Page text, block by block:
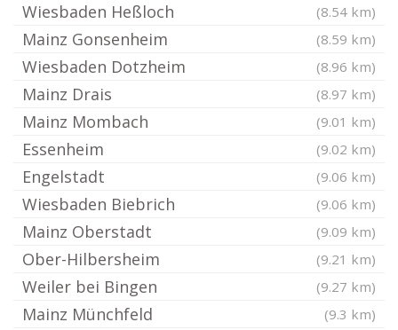
Wiesbaden Heßloch (8.54 km)
Mainz Gonsenheim (8.59 km)
Wiesbaden Dotzheim (8.96 km)
Mainz Drais (8.97 km)
Mainz Mombach (9.01 km)
Essenheim (9.02 km)
Engelstadt (9.06 km)
Wiesbaden Biebrich (9.06 km)
Mainz Oberstadt (9.09 km)
Ober-Hilbersheim (9.21 km)
Weiler bei Bingen (9.27 km)
Mainz Münchfeld (9.3 km)